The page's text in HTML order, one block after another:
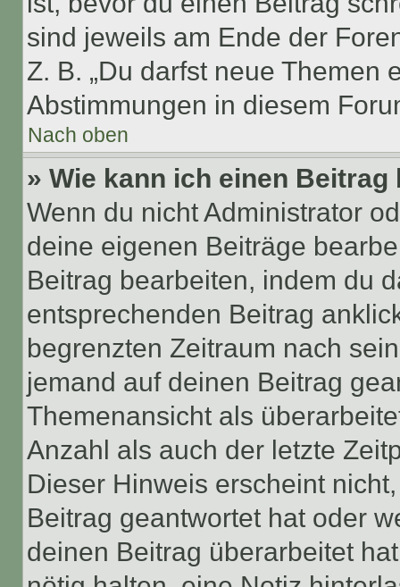
sind jeweils am Ende der
Z. B. „Du darfst neue Themen
Abstimmungen in diesem
Nach oben
» Wie kann ich einen
Wenn du nicht Administrator
deine eigenen Beiträge
Beitrag bearbeiten, indem du
entsprechenden Beitrag
begrenzten Zeitraum nach
jemand auf deinen Beitrag
Themenansicht als
Anzahl als auch der letzte
Dieser Hinweis erscheint
Beitrag geantwortet hat oder
deinen Beitrag überarbeitet